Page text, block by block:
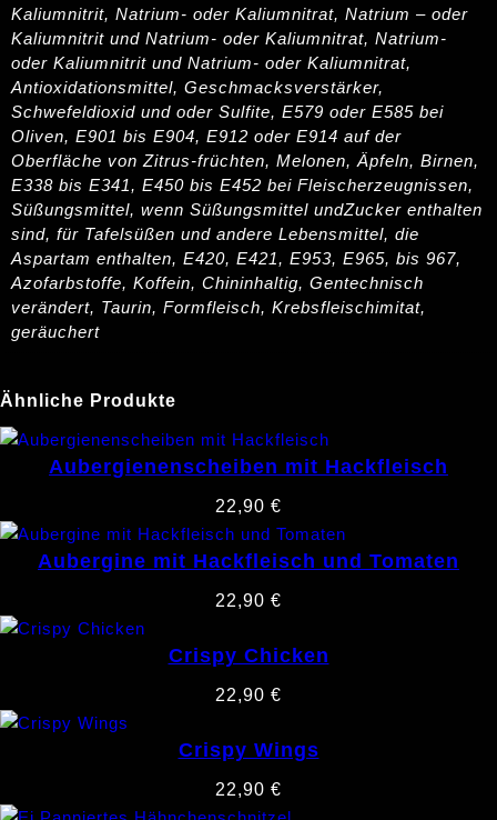
Kaliumnitrit, Natrium- oder Kaliumnitrat, Natrium – oder
Kaliumnitrit und Natrium- oder Kaliumnitrat, Natrium-
oder Kaliumnitrit und Natrium- oder Kaliumnitrat,
Antioxidationsmittel, Geschmacksverstärker,
Schwefeldioxid und oder Sulfite, E579 oder E585 bei
Oliven, E901 bis E904, E912 oder E914 auf der
Oberfläche von Zitrus-früchten, Melonen, Äpfeln, Birnen,
E338 bis E341, E450 bis E452 bei Fleischerzeugnissen,
Süßungsmittel, wenn Süßungsmittel undZucker enthalten
sind, für Tafelsüßen und andere Lebensmittel, die
Aspartam enthalten, E420, E421, E953, E965, bis 967,
Azofarbstoffe, Koffein, Chininhaltig, Gentechnisch
verändert, Taurin, Formfleisch, Krebsfleischimitat,
geräuchert
Ähnliche Produkte
Aubergienenscheiben mit Hackfleisch
22,90 €
Aubergine mit Hackfleisch und Tomaten
22,90 €
Crispy Chicken
22,90 €
Crispy Wings
22,90 €